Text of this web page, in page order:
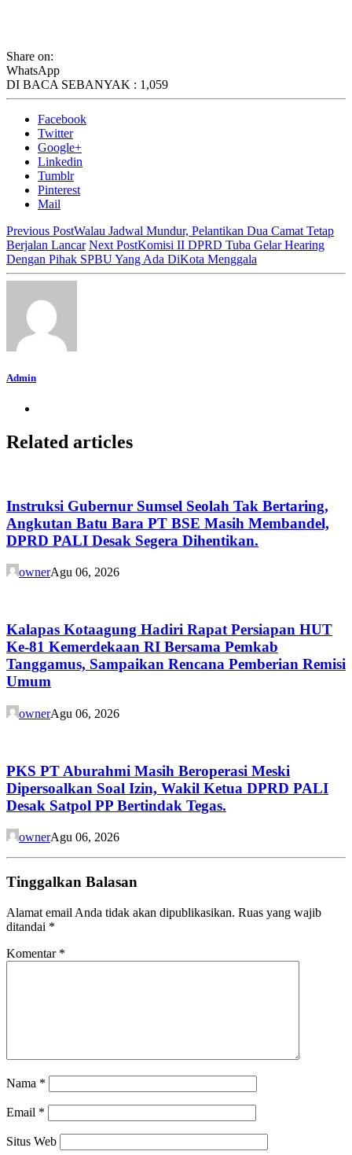
Share on:
WhatsApp
DI BACA SEBANYAK : 1,059
Facebook
Twitter
Google+
Linkedin
Tumblr
Pinterest
Mail
Previous PostWalau Jadwal Mundur, Pelantikan Dua Camat Tetap
Berjalan Lancar Next PostKomisi II DPRD Tuba Gelar Hearing
Dengan Pihak SPBU Yang Ada DiKota Menggala
Admin
Related articles
Instruksi Gubernur Sumsel Seolah Tak Bertaring,
Angkutan Batu Bara PT BSE Masih Membandel,
DPRD PALI Desak Segera Dihentikan.
ownerAgu 06, 2026
Kalapas Kotaagung Hadiri Rapat Persiapan HUT
Ke-81 Kemerdekaan RI Bersama Pemkab
Tanggamus, Sampaikan Rencana Pemberian Remisi
Umum
ownerAgu 06, 2026
PKS PT Aburahmi Masih Beroperasi Meski
Dipersoalkan Soal Izin, Wakil Ketua DPRD PALI
Desak Satpol PP Bertindak Tegas.
ownerAgu 06, 2026
Tinggalkan Balasan
Alamat email Anda tidak akan dipublikasikan. Ruas yang wajib
ditandai *
Komentar *
Nama *
Email *
Situs Web